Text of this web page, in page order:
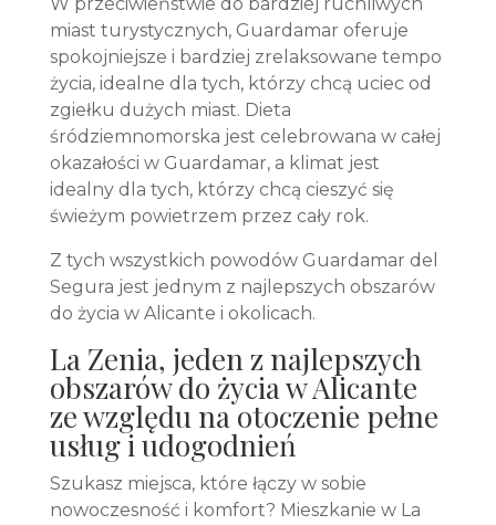
miast turystycznych, Guardamar oferuje
spokojniejsze i bardziej zrelaksowane tempo
życia, idealne dla tych, którzy chcą uciec od
zgiełku dużych miast. Dieta
śródziemnomorska jest celebrowana w całej
okazałości w Guardamar, a klimat jest
idealny dla tych, którzy chcą cieszyć się
świeżym powietrzem przez cały rok.
Z tych wszystkich powodów Guardamar del
Segura jest jednym z najlepszych obszarów
do życia w Alicante i okolicach.
La Zenia, jeden z najlepszych
obszarów do życia w Alicante
ze względu na otoczenie pełne
usług i udogodnień
Szukasz miejsca, które łączy w sobie
nowoczesność i komfort? Mieszkanie w La